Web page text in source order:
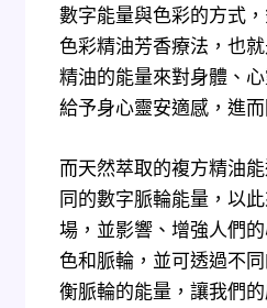
數字能量與色彩的方式
色彩精油芳香療法，也
精油的能量來對身體、
給予身心靈安適感，進
而天然萃取的複方精油
同的數字脈輪能量，以
場，並影響、增強人們
色和脈輪，並可透過不
衡脈輪的能量，讓我們